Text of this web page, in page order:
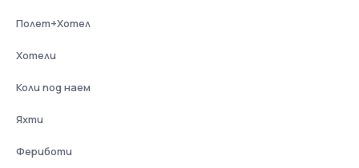
Полет+Хотел
Хотели
Коли под наем
Яхти
Фериботи